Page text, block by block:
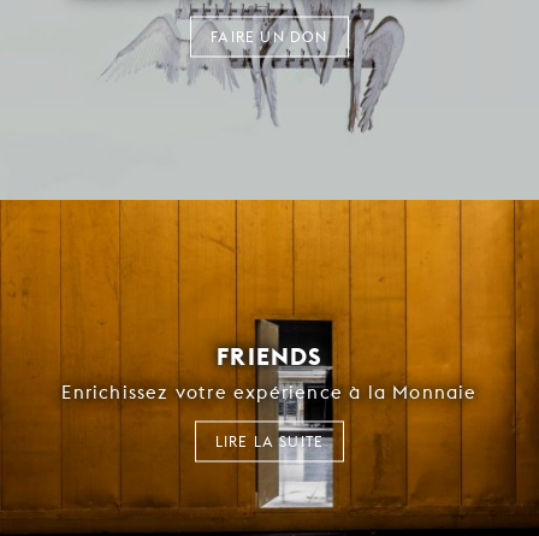
FAIRE UN DON
FRIENDS
Enrichissez votre expérience à la Monnaie
LIRE LA SUITE